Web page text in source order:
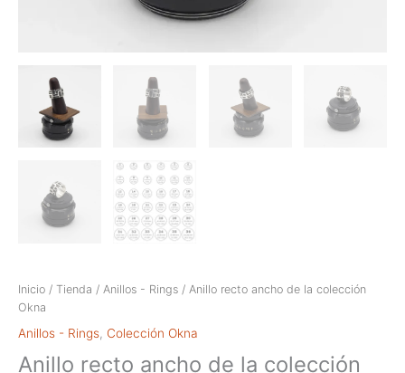
Inicio / Tienda / Anillos - Rings / Anillo recto ancho de la colección
Okna
Anillos - Rings, Colección Okna
Anillo recto ancho de la colección